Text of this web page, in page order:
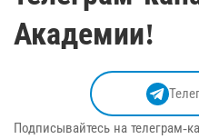
Академии!
Подписывайтесь на телеграм-